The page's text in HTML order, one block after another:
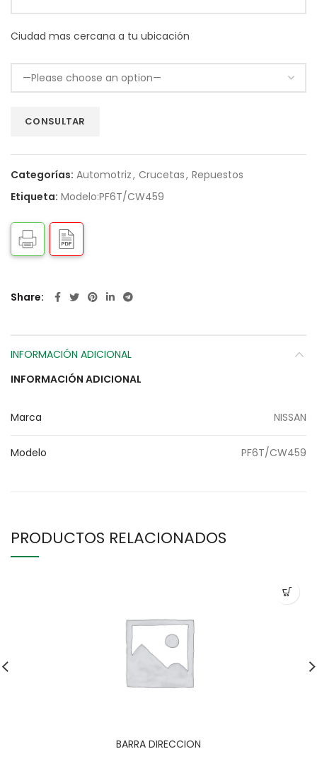
Ciudad mas cercana a tu ubicación
Categorías: Automotriz, Crucetas, Repuestos
Etiqueta: Modelo:PF6T/CW459
Share
INFORMACIÓN ADICIONAL
INFORMACIÓN ADICIONAL
Marca NISSAN
Modelo PF6T/CW459
PRODUCTOS RELACIONADOS
BARRA DIRECCION